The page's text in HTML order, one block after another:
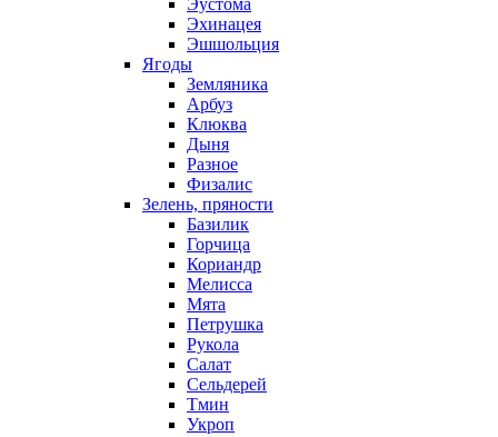
Эустома
Эхинацея
Эшшольция
Ягоды
Земляника
Арбуз
Клюква
Дыня
Разное
Физалис
Зелень, пряности
Базилик
Горчица
Кориандр
Мелисса
Мята
Петрушка
Рукола
Салат
Сельдерей
Тмин
Укроп